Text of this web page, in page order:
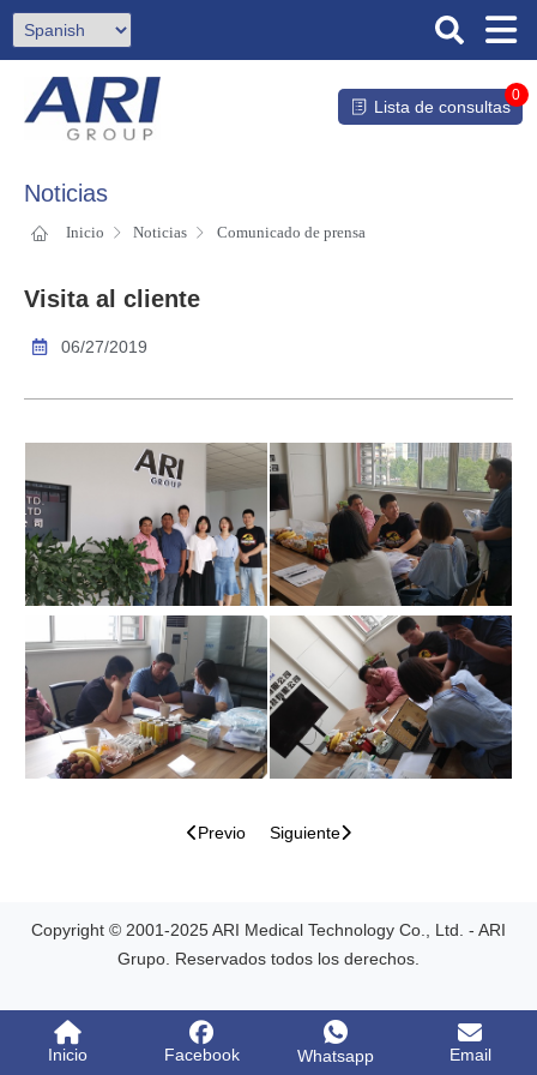
Lista de consultas
0
Noticias
Inicio Noticias Comunicado de prensa
Visita al cliente
06/27/2019
Previo Siguiente
Copyright © 2001-2025 ARI Medical Technology Co., Ltd. - ARI
Grupo. Reservados todos los derechos.
Inicio Facebook Whatsapp Email